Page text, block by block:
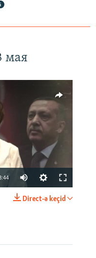
мая
available
Direct-ə keçid